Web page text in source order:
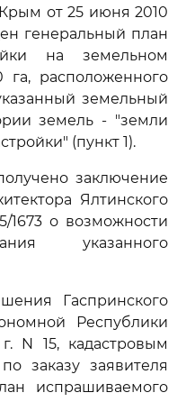
от 25 июня 2010
генеральный план
на земельном
га, расположенного
земельный
земель - "земли
(пункт 1).
заключение
Ялтинского
1673 о возможности
указанного
Гаспринского
Республики
N 15, кадастровым
заказу заявителя
испрашиваемого